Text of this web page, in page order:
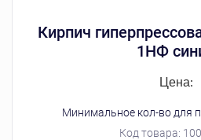
Кирпич
1НФ
Код товара:
Цена:
Минимальное кол-во для